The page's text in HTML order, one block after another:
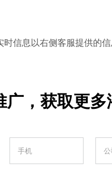
信息以右侧客服提供的信
广，获取更多